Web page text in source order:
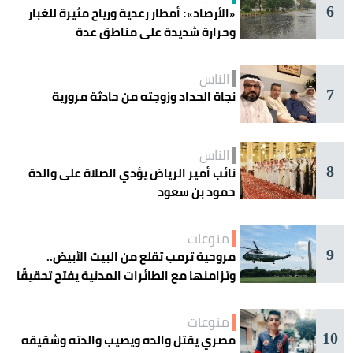
6
«الأرصاد»: أمطار رعدية ورياح مثيرة للغبار
وحرارة شديدة على مناطق عدة
7
الناس
نجاة الحداد وزوجته من حادثة مرورية
8
الناس
نائب أمير الرياض يؤدي الصلاة على والدة
حمود بن سعود
9
منوعات
مروحية ترمب تقلع من البيت الأبيض..
وتزامنها مع الطائرات المدنية يفتح تحقيقًا
10
منوعات
مصري يقتل والده ويصيب والدته وشقيقه